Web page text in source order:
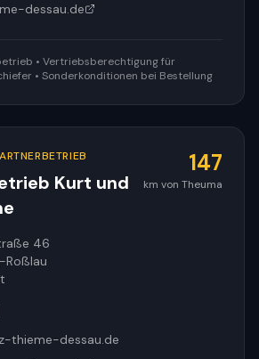
dessau.de
• Vertriebsberechtigung für
• Sonderkonditionen bei Bestellung
Kurt und
147
km von Theuma
46
Roßlau
thieme-dessau.de